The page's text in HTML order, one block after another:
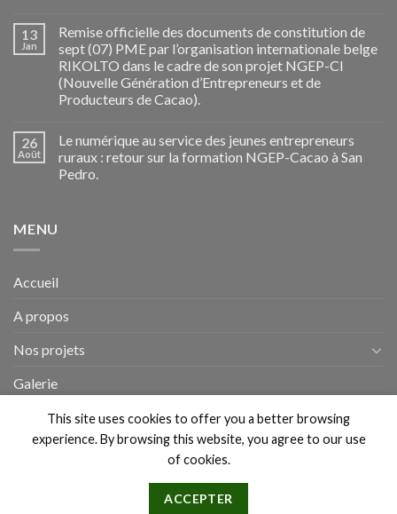
13
Jan
Remise officielle des documents de constitution de
sept (07) PME par l’organisation internationale belge
RIKOLTO dans le cadre de son projet NGEP-CI
(Nouvelle Génération d’Entrepreneurs et de
Producteurs de Cacao).
26
Août
Le numérique au service des jeunes entrepreneurs
ruraux : retour sur la formation NGEP-Cacao à San
Pedro.
MENU
Accueil
A propos
Nos projets
Galerie
Actualités
Copyright 2026 ©ICT4DEV
This site uses cookies to offer you a better browsing
experience. By browsing this website, you agree to our use
of cookies.
ACCEPTER